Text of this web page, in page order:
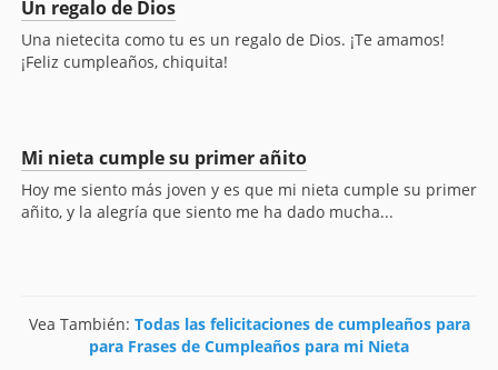
Un regalo de Dios
Una nietecita como tu es un regalo de Dios. ¡Te amamos!
¡Feliz cumpleaños, chiquita!
Mi nieta cumple su primer añito
Hoy me siento más joven y es que mi nieta cumple su primer
añito, y la alegría que siento me ha dado mucha...
Vea También: Todas las felicitaciones de cumpleaños para
para Frases de Cumpleaños para mi Nieta